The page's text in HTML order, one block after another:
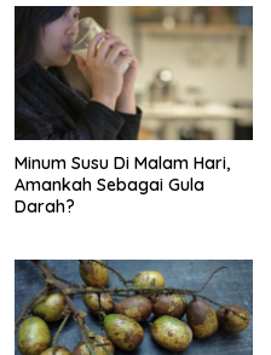
Minum Susu Di Malam Hari,
Amankah Sebagai Gula
Darah?